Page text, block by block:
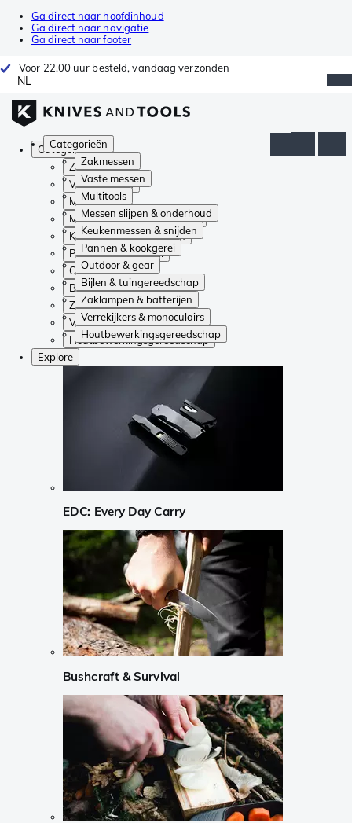
Ga direct naar hoofdinhoud
Ga direct naar navigatie
Ga direct naar footer
Voor 22.00 uur besteld, vandaag verzonden
NL
Categorieën
Zakmessen
Vaste messen
Multitools
Messen slijpen & onderhoud
Keukenmessen & snijden
Pannen & kookgerei
Outdoor & gear
Bijlen & tuingereedschap
Zaklampen & batterijen
Verrekijkers & monoculairs
Houtbewerkingsgereedschap
Categorieën
Zakmessen
Vaste messen
Multitools
Messen slijpen & onderhoud
Keukenmessen & snijden
Pannen & kookgerei
Outdoor & gear
Bijlen & tuingereedschap
Zaklampen & batterijen
Verrekijkers & monoculairs
Houtbewerkingsgereedschap
Explore
EDC: Every Day Carry
Bushcraft & Survival